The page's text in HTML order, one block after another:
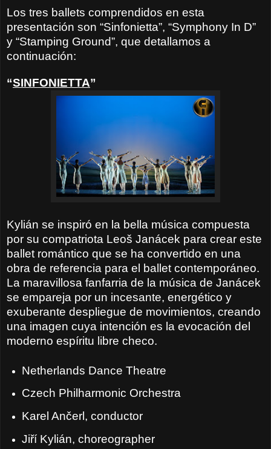
Los tres ballets comprendidos en esta
presentación son “Sinfonietta”, “Symphony In D”
y “Stamping Ground”, que detallamos a
continuación:
“SINFONIETTA”
Kylián se inspiró en la bella música compuesta
por su compatriota Leoš Janácek para crear este
ballet romántico que se ha convertido en una
obra de referencia para el ballet contemporáneo.
La maravillosa fanfarria de la música de Janácek
se empareja por un incesante, energético y
exuberante despliegue de movimientos, creando
una imagen cuya intención es la evocación del
moderno espíritu libre checo.
Netherlands Dance Theatre
Czech Philharmonic Orchestra
Karel Ančerl, conductor
Jiří Kylián, choreographer